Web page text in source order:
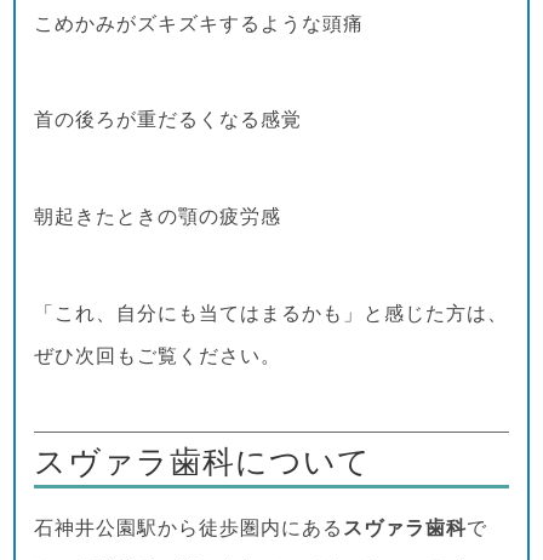
こめかみがズキズキするような頭痛
首の後ろが重だるくなる感覚
朝起きたときの顎の疲労感
「これ、自分にも当てはまるかも」と感じた方は、
ぜひ次回もご覧ください。
スヴァラ歯科について
石神井公園駅から徒歩圏内にある スヴァラ歯科で